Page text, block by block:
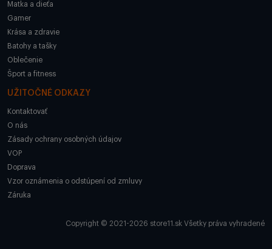
Matka a dieťa
Gamer
Krása a zdravie
Batohy a tašky
Oblečenie
Šport a fitness
UŽITOČNÉ ODKAZY
Kontaktovať
O nás
Zásady ochrany osobných údajov
VOP
Doprava
Vzor oznámenia o odstúpení od zmluvy
Záruka
Copyright © 2021-2026 store11.sk Všetky práva vyhradené